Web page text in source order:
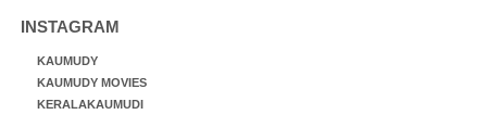
INSTAGRAM
KAUMUDY
KAUMUDY MOVIES
KERALAKAUMUDI